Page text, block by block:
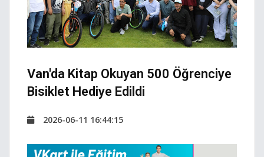
Van'da Kitap Okuyan 500 Öğrenciye
Bisiklet Hediye Edildi
2026-06-11 16:44:15